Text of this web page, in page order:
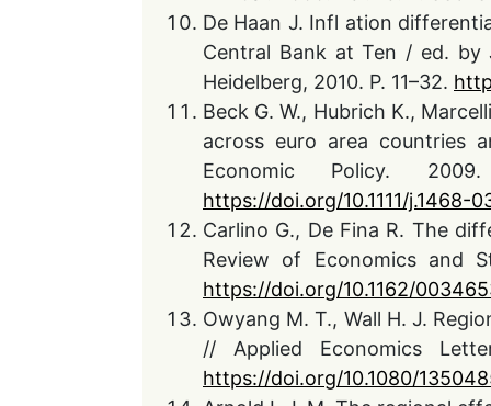
De Haan J. Infl ation
Central Bank at Ten / ed. by
Heidelberg, 2010. P. 11–32.
Beck G. W., Hubrich K.,
across euro area countries
Economic Policy.
https://doi.org/10.1111/j.1468-
Carlino G., De Fina R. The
Review of Economics and
https://doi.org/10.1162/
Owyang M. T., Wall H. J.
// Applied Economics
https://doi.org/10.1080/